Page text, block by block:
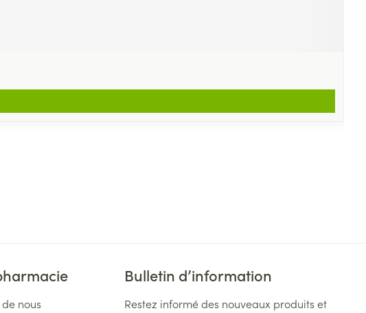
nous
Bulletin d’information
Restez informé des nouveaux produits et